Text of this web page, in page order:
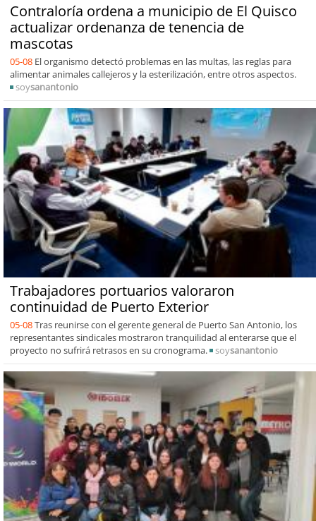
Contraloría ordena a municipio de El Quisco
actualizar ordenanza de tenencia de
mascotas
05-08 El organismo detectó problemas en las multas, las reglas para
alimentar animales callejeros y la esterilización, entre otros aspectos.
soysanantonio
Trabajadores portuarios valoraron
continuidad de Puerto Exterior
05-08Tras reunirse con el gerente general de Puerto San Antonio, los
representantes sindicales mostraron tranquilidad al enterarse que el
proyecto no sufrirá retrasos en su cronograma.
soysanantonio